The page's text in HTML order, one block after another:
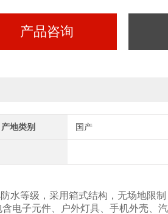
产品咨询
产地类别 国产
水等级，采用箱式结构，无场地限
电子元件、户外灯具、手机外壳、汽